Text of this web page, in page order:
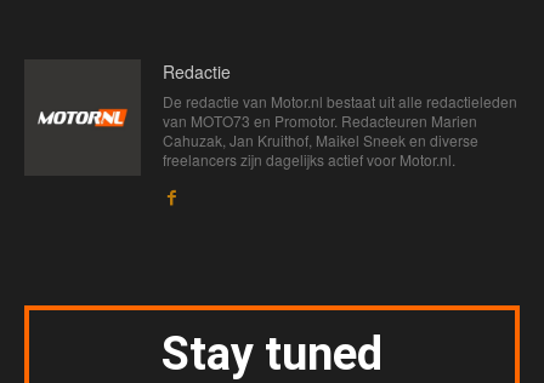
Redactie
De redactie van Motor.nl bestaat uit alle redactieleden
van MOTO73 en Promotor. Redacteuren Marien
Cahuzak, Jan Kruithof, Maikel Sneek en diverse
freelancers zijn dagelijks actief voor Motor.nl.
Stay tuned